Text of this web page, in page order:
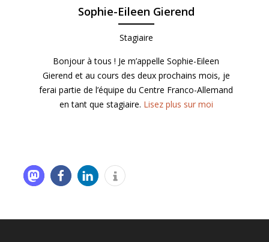
Sophie-Eileen Gierend
Stagiaire
Bonjour à tous ! Je m’appelle Sophie-Eileen
Gierend et au cours des deux prochains mois, je
ferai partie de l’équipe du Centre Franco-Allemand
en tant que stagiaire. Lisez plus sur moi